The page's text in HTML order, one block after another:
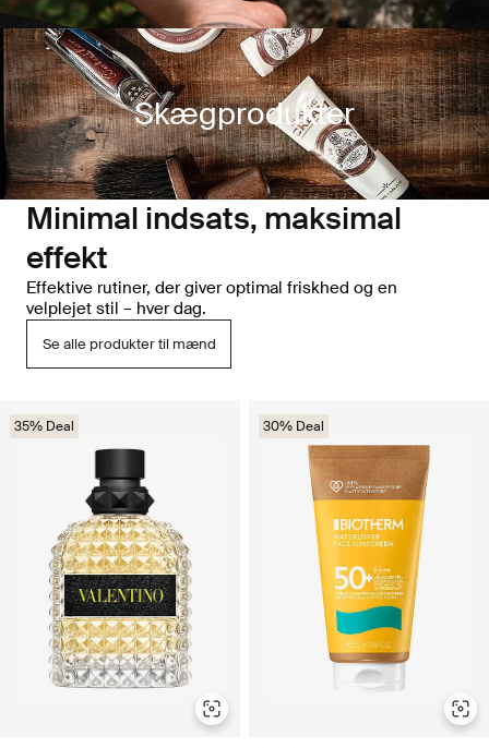
35% Deal 30% Deal
Skægprodukter
Minimal indsats, maksimal
effekt
Effektive rutiner, der giver optimal friskhed og en
velplejet stil – hver dag.
Se alle produkter til mænd